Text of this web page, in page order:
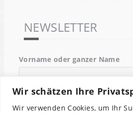
Wir schätzen Ihre
Wir verwenden Cookies, um Ihr
NEWSLETTER
Vorname oder ganzer Name
Email